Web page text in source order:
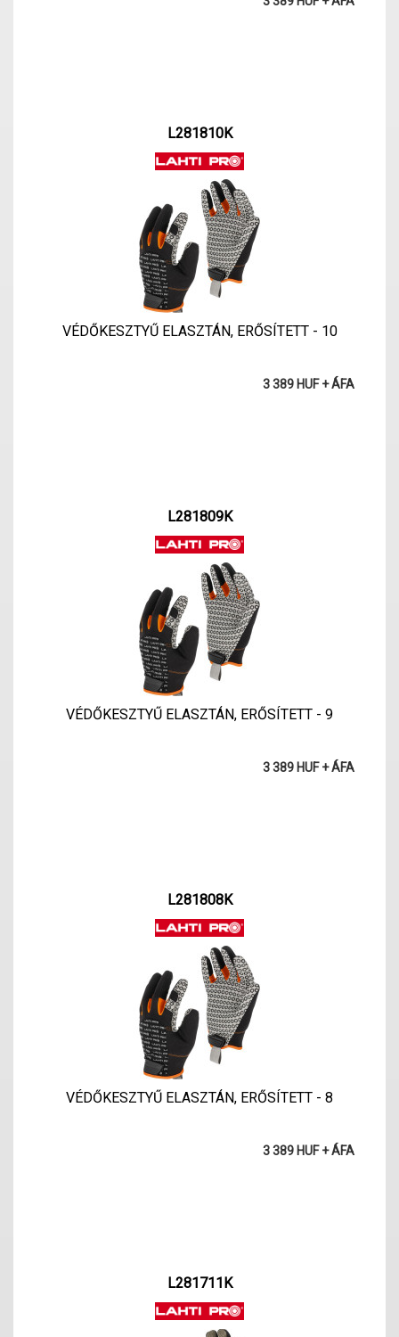
L281810K
VÉDŐKESZTYŰ ELASZTÁN, ERŐSÍTETT - 10
3 389 HUF + ÁFA
L281809K
VÉDŐKESZTYŰ ELASZTÁN, ERŐSÍTETT - 9
3 389 HUF + ÁFA
L281808K
VÉDŐKESZTYŰ ELASZTÁN, ERŐSÍTETT - 8
3 389 HUF + ÁFA
L281711K